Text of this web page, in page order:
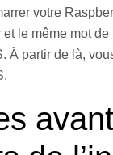
votre
le même mot
À partir de là,